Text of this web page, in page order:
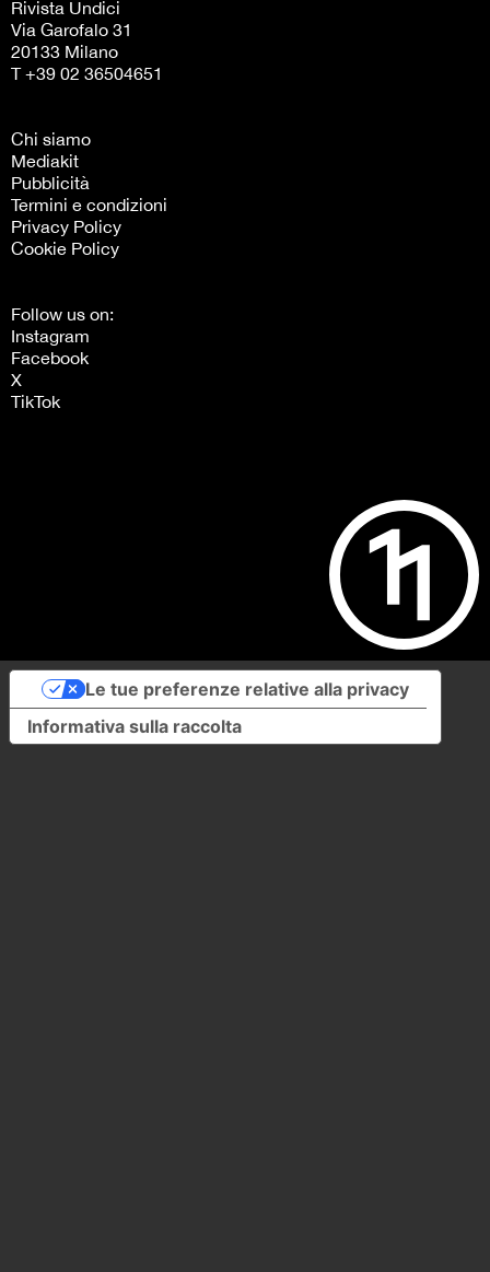
Rivista Undici
Via Garofalo 31
20133 Milano
T +39 02 36504651
Chi siamo
Mediakit
Pubblicità
Termini e condizioni
Privacy Policy
Cookie Policy
Follow us on:
Instagram
Facebook
X
TikTok
Informativa sulla raccolta
Le tue preferenze relative alla privacy